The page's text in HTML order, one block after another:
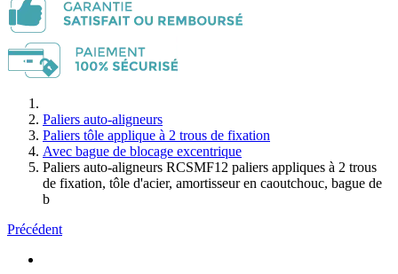
Paliers auto-aligneurs
Paliers tôle applique à 2 trous de fixation
Avec bague de blocage excentrique
Paliers auto-aligneurs RCSMF12 paliers appliques à 2 trous
de fixation, tôle d'acier, amortisseur en caoutchouc, bague de
b
Précédent